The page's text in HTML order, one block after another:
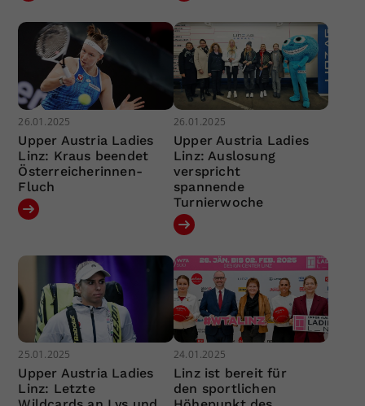
26.01.2025
Upper Austria Ladies
Linz: Kraus beendet
Österreicherinnen-
Fluch
26.01.2025
Upper Austria Ladies
Linz: Auslosung
verspricht
spannende
Turnierwoche
25.01.2025
Upper Austria Ladies
Linz: Letzte
24.01.2025
Linz ist bereit für
den sportlichen